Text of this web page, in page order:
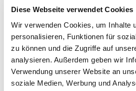
Diese Webseite verwendet Cookies
Wir verwenden Cookies, um Inhalte
personalisieren, Funktionen für
zu können und die Zugriffe auf
analysieren. Außerdem geben wir
Verwendung unserer Website an
soziale Medien, Werbung und